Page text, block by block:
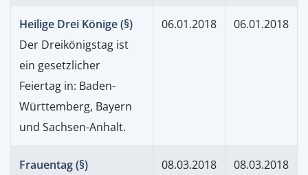
Heilige Drei Könige (§)
Der Dreikönigstag ist
ein gesetzlicher
Feiertag in: Baden-
Württemberg, Bayern
und Sachsen-Anhalt.
06.01.2018 06.01.2018
Frauentag (§)
08.03.2018 08.03.2018